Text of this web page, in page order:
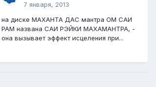
7 января, 2013
на диске МАХАНТА ДАС мантра ОМ САИ
РАМ названа САИ РЭЙКИ МАХАМАНТРА, -
она вызывает эффект исцеления при...